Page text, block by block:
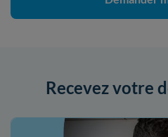
Recevez votre